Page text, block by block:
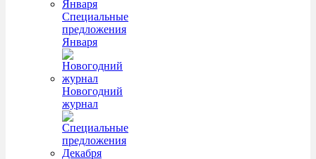
Специальные
предложения
Января
Новогодний
журнал